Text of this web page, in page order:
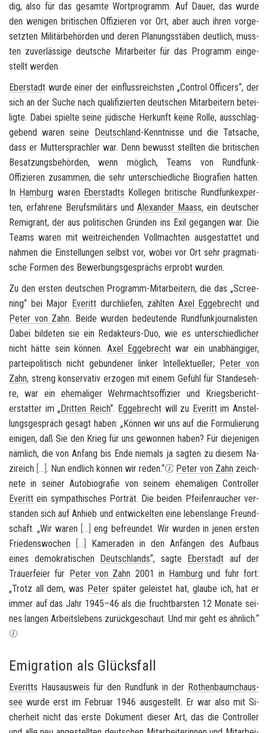
dig, also für das ge­sam­te Wort­pro­gramm. Auf Dauer, das wurde
den we­ni­gen bri­ti­schen Of­fi­zie­ren vor Ort, aber auch ihren vor­ge­
setz­ten Mi­li­tär­be­hör­den und deren Pla­nungs­stä­ben deut­lich, muss­
ten zu­ver­läs­si­ge deut­sche Mit­ar­bei­ter für das Pro­gramm ein­ge­
stellt wer­den.
Eber­stadt wurde einer der ein­fluss­reichs­ten „Con­trol Of­fi­cers“, der
sich an der Suche nach qua­li­fi­zier­ten deut­schen Mit­ar­bei­tern be­tei­
lig­te. Dabei spiel­te seine jü­di­sche Her­kunft keine Rolle, aus­schlag­
ge­bend waren seine Deutsch­land-​Kenntnisse und die Tat­sa­che,
dass er Mut­ter­sprach­ler war. Denn be­wusst stell­ten die bri­ti­schen
Be­sat­zungs­be­hör­den, wenn mög­lich, Teams von Rundfunk-​
Offizieren zu­sam­men, die sehr un­ter­schied­li­che Bio­gra­fien hat­ten.
In Ham­burg waren Eber­stadts Kol­le­gen bri­ti­sche Rund­funk­ex­per­
ten, er­fah­re­ne Be­rufs­mi­li­tärs undAlex­an­der Maass, ein deut­scher
Re­mi­grant, der aus po­li­ti­schen Grün­den ins Exil ge­gan­gen war. Die
Teams waren mit weit­rei­chen­den Voll­mach­ten aus­ge­stat­tet und
nah­men die Ein­stel­lun­gen selbst vor, wobei vor Ort sehr prag­ma­ti­
sche For­men des Be­wer­bungs­ge­sprächs er­probt wur­den.
Zu den ers­ten deut­schen Programm-​Mitarbeitern, die das „Scree­
ning“ bei Major Eve­rittdurch­lie­fen, zähl­ten Axel Eg­ge­brecht und
Peter von Zahn. Beide wur­den be­deu­ten­de Rund­funk­jour­na­lis­ten.
Dabei bil­de­ten sie ein Redakteurs-​Duo, wie es un­ter­schied­li­cher
nicht hätte sein kön­nen. Axel Eg­ge­brechtwar ein un­ab­hän­gi­ger,
par­tei­po­li­tisch nicht ge­bun­de­ner lin­ker In­tel­lek­tu­el­ler; Peter von
Zahn, streng kon­ser­va­tiv er­zo­gen mit einem Ge­fühl für Stan­des­eh­
re, war ein ehe­ma­li­ger Wehr­machts­of­fi­zier und Kriegs­be­richt­
erstat­ter im „Drit­ten Reich“. Eg­ge­brecht will zu Eve­rittim An­stel­
lungs­ge­spräch ge­sagt haben: „Kön­nen wir uns auf die For­mu­lie­rung
ei­ni­gen, daß Sie den Krieg für uns ge­won­nen haben? Für die­je­ni­gen
näm­lich, die von An­fang bis Ende nie­mals ja sag­ten zu die­sem Na­
zi­reich [… ]. Nun end­lich kön­nen wir reden.“ Peter von Zahn zeich­
ne­te in sei­ner Au­to­bio­gra­fie von sei­nem ehe­ma­li­gen Con­trol­ler
Eve­ritt ein sym­pa­thi­sches Por­trät. Die bei­den Pfei­fen­rau­cher ver­
stan­den sich auf An­hieb und ent­wi­ckel­ten eine le­bens­lan­ge Freund­
schaft. „Wir waren [… eng be­freun­det. Wir wur­den in jenen ers­ten
Frie­dens­wo­chen
[…
Ka­me­ra­den in den An­fän­gen des Auf­baus
eines de­mo­kra­ti­schen Deutsch­lands“, sagte Eber­stadt auf der
Trau­er­fei­er für Peter von Zahn 2001 in Ham­burg und fuhr fort:
„Trotz all dem, was Peterspä­ter ge­leis­tet hat, glau­be ich, hat er
immer auf das Jahr 1945–46 als die frucht­bars­ten 12 Mo­na­te sei­
nes lan­gen Ar­beits­le­bens zu­rück­ge­schaut. Und mir geht es ähn­lich.“
Emigration als Glücksfall
Eve­ritts Haus­aus­weis für den Rund­funk in der Ro­then­baum­chaus­
see wurde erst im Fe­bru­ar 1946 aus­ge­stellt. Er war also mit Si­
cher­heit nicht das erste Do­ku­ment die­ser Art, das die Con­trol­ler